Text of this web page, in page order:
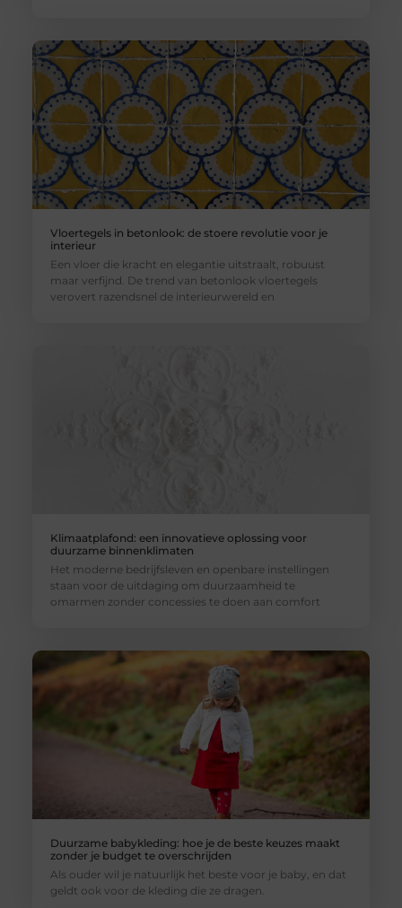
Vloertegels in betonlook: de stoere revolutie voor je
interieur
Een vloer die kracht en elegantie uitstraalt, robuust
maar verfijnd. De trend van betonlook vloertegels
verovert razendsnel de interieurwereld en
Klimaatplafond: een innovatieve oplossing voor
duurzame binnenklimaten
Het moderne bedrijfsleven en openbare instellingen
staan voor de uitdaging om duurzaamheid te
omarmen zonder concessies te doen aan comfort
Duurzame babykleding: hoe je de beste keuzes maakt
zonder je budget te overschrijden
Als ouder wil je natuurlijk het beste voor je baby, en dat
geldt ook voor de kleding die ze dragen.